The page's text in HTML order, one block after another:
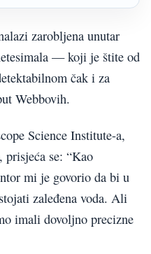
zarobljena unutar
— koji je štite od
čak i za
Webbovih.
Science Institute-a,
prisjeća se: “Kao
mi je govorio da bi u
zaleđena voda. Ali
imali dovoljno precizne